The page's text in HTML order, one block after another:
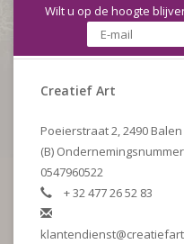
Wilt u op de hoogte
Creatief Art
Poeierstraat 2, 2490 Balen
(B) Ondernemingsnummer
0547960522
+ 32 477 26 52 83